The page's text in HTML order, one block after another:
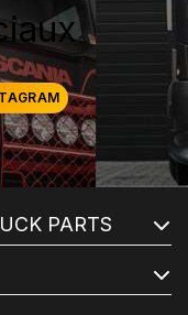
PARTS